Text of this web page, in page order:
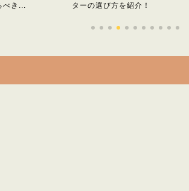
き...
ターの選び方を紹介！